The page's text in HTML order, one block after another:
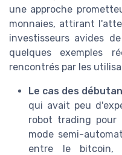
une approche
monnaies, attirant
investisseurs avides
quelques exemples
rencontrés par les
Le cas des
qui avait peu
robot trading pour
mode semi-
entre le bitcoin,